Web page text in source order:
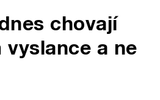
chovají
a ne